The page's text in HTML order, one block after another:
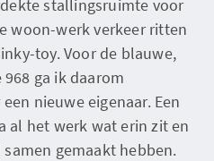
stallingsruimte voor
woon-werk verkeer ritten
toy. Voor de blauwe,
ga ik daarom
nieuwe eigenaar. Een
al het werk wat erin zit en
gemaakt hebben.